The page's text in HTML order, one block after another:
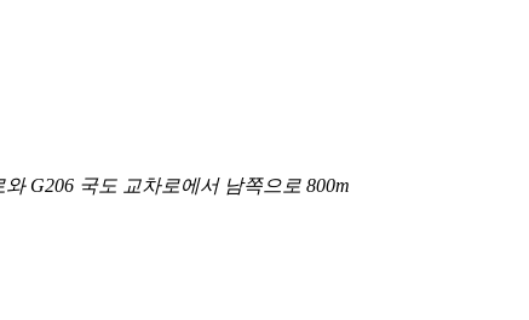
G206 국도 교차로에서 남쪽으로 800m